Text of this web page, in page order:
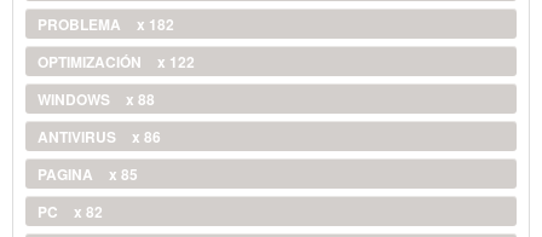
PROBLEMA
x 182
OPTIMIZACIÓN
x 122
WINDOWS
x 88
ANTIVIRUS
x 86
PAGINA
x 85
PC
x 82